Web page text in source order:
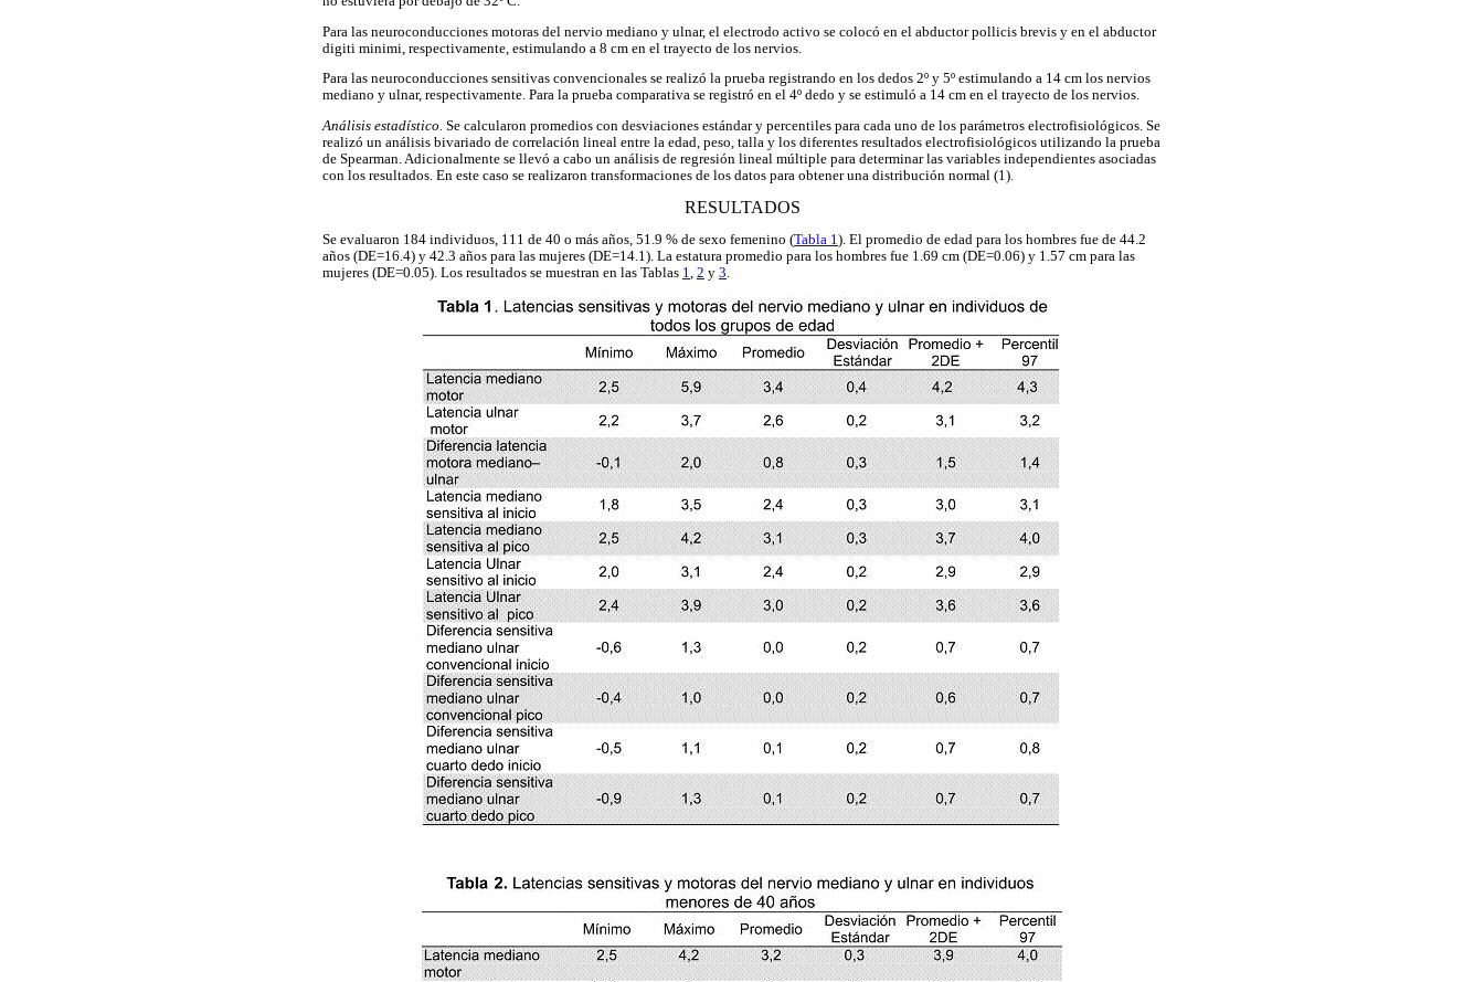
Para las neuroconducciones motoras del nervio mediano y ulnar, el electrodo activo se colocó en el abductor pollicis brevis y en el abductor
digiti minimi, respectivamente, estimulando a 8 cm en el trayecto de los nervios.
Para las neuroconducciones sensitivas convencionales se realizó la prueba registrando en los dedos 2º y 5º estimulando a 14 cm los nervios
mediano y ulnar, respectivamente. Para la prueba comparativa se registró en el 4º dedo y se estimuló a 14 cm en el trayecto de los nervios.
Análisis estadístico. Se calcularon promedios con desviaciones estándar y percentiles para cada uno de los parámetros electrofisiológicos. Se
realizó un análisis bivariado de correlación lineal entre la edad, peso, talla y los diferentes resultados electrofisiológicos utilizando la prueba
de Spearman. Adicionalmente se llevó a cabo un análisis de regresión lineal múltiple para determinar las variables independientes asociadas
con los resultados. En este caso se realizaron transformaciones de los datos para obtener una distribución normal (1).
RESULTADOS
Se evaluaron 184 individuos, 111 de 40 o más años, 51.9 % de sexo femenino (Tabla 1). El promedio de edad para los hombres fue de 44.2
años (DE=16.4) y 42.3 años para las mujeres (DE=14.1). La estatura promedio para los hombres fue 1.69 cm (DE=0.06) y 1.57 cm para las
mujeres (DE=0.05). Los resultados se muestran en las Tablas 1, 2 y 3.